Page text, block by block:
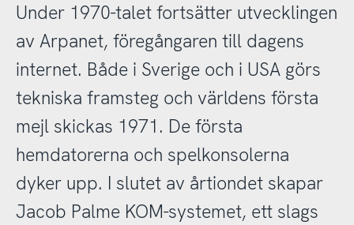
Under 1970-talet fortsätter utvecklingen
av Arpanet, föregångaren till dagens
internet. Både i Sverige och i USA görs
tekniska framsteg och världens första
mejl skickas 1971. De första
hemdatorerna och spelkonsolerna
dyker upp. I slutet av årtiondet skapar
Jacob Palme KOM-systemet, ett slags